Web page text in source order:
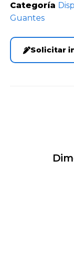
Categoría
Guantes
Solicitar